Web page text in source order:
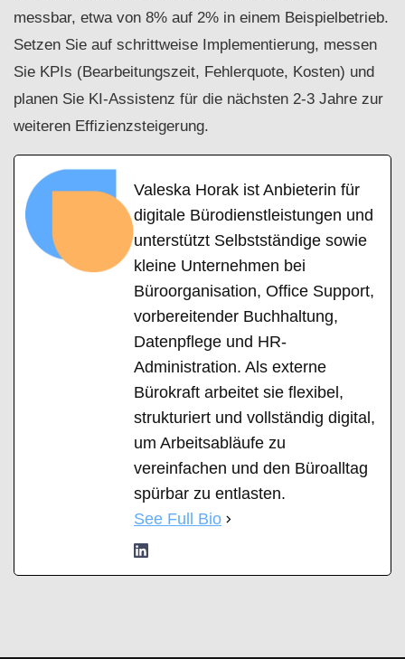
messbar, etwa von 8% auf 2% in einem Beispielbetrieb.
Setzen Sie auf schrittweise Implementierung, messen
Sie KPIs (Bearbeitungszeit, Fehlerquote, Kosten) und
planen Sie KI-Assistenz für die nächsten 2-3 Jahre zur
weiteren Effizienzsteigerung.
Valeska Horak ist Anbieterin für
digitale Bürodienstleistungen und
unterstützt Selbstständige sowie
kleine Unternehmen bei
Büroorganisation, Office Support,
vorbereitender Buchhaltung,
Datenpflege und HR-
Administration. Als externe
Bürokraft arbeitet sie flexibel,
strukturiert und vollständig digital,
um Arbeitsabläufe zu
vereinfachen und den Büroalltag
spürbar zu entlasten.
See Full Bio